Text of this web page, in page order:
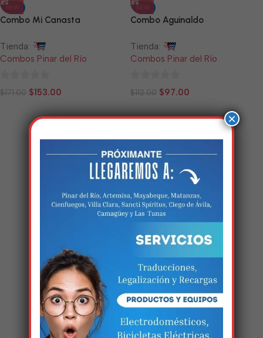
Combo Mi Canasta
Tienda:
Combos Pinar del Río
0
$171.00 $153.00
Combo Aguinaldo
Tienda:
Combos Pinar del Río
0
5
$112.00 $97.00
×
Estamos trabalhando
nisso!
Em breve, esta página estará
disponível com novidades
incríveis. Agradecemos pela
paciência e compreensão.